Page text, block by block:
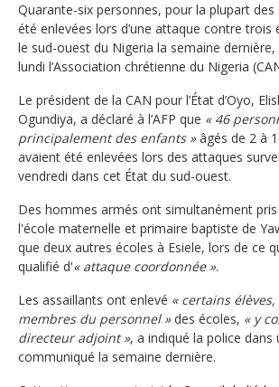
Quarante-six personnes, pour la plupart
été enlevées lors d’une attaque contre trois
le sud-ouest du Nigeria la semaine dernière,
lundi l’Association chrétienne du Nigeria
Le président de la CAN pour l’État d’Oyo,
Ogundiya, a déclaré à l’AFP que « 46
principalement des enfants »âgés de 2 à
avaient été enlevées lors des attaques
vendredi dans cet État du sud-ouest.
Des hommes armés ont simultanément
l'école maternelle et primaire baptiste de
que deux autres écoles à Esiele, lors de ce
qualifié d'« attaque coordonnée ».
Les assaillants ont enlevé « certains
membres du personnel »des écoles, « y
directeur adjoint », a indiqué la police dans
communiqué la semaine dernière.